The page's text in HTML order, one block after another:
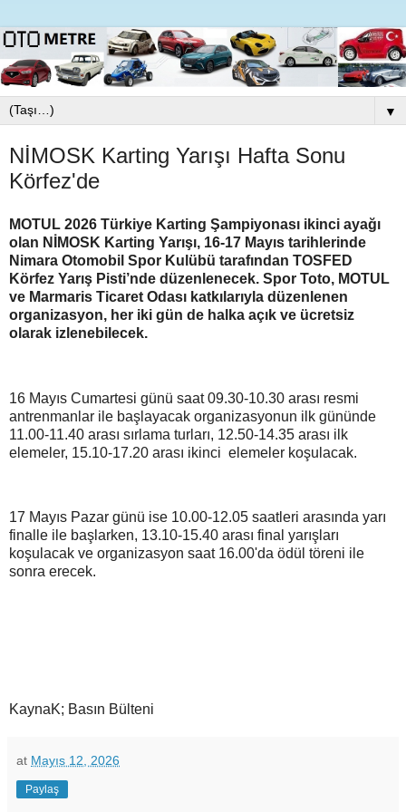
▼
NİMOSK Karting Yarışı Hafta Sonu
Körfez'de
MOTUL 2026 Türkiye Karting Şampiyonası ikinci ayağı
olan NİMOSK Karting Yarışı, 16-17 Mayıs tarihlerinde
Nimara Otomobil Spor Kulübü tarafından TOSFED
Körfez Yarış Pisti’nde düzenlenecek. Spor Toto, MOTUL
ve Marmaris Ticaret Odası katkılarıyla düzenlenen
organizasyon, her iki gün de halka açık ve ücretsiz
olarak izlenebilecek.
16 Mayıs Cumartesi günü saat 09.30-10.30 arası resmi
antrenmanlar ile başlayacak organizasyonun ilk gününde
11.00-11.40 arası sırlama turları, 12.50-14.35 arası ilk
elemeler, 15.10-17.20 arası ikinci elemeler koşulacak.
17 Mayıs Pazar günü ise 10.00-12.05 saatleri arasında yarı
finalle ile başlarken, 13.10-15.40 arası final yarışları
koşulacak ve organizasyon saat 16.00'da ödül töreni ile
sonra erecek.
KaynaK; Basın Bülteni
at Mayıs 12, 2026
Paylaş